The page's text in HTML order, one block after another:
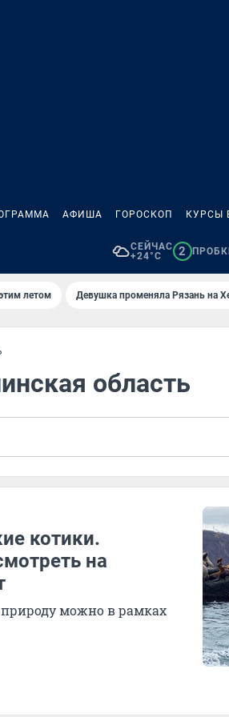
АФИША ГОРОСКОП КУРСЫ
СЕЙЧАС
+24°C
2
летом Девушка променяла Рязань на
область
котики.
на
можно в рамках